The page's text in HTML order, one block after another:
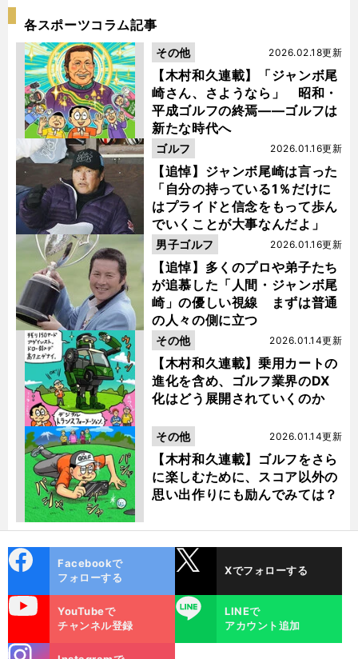
各スポーツコラム記事
【木村和久連載】「ジャンボ尾
崎さん、さようなら」 昭和・
平成ゴルフの終焉――ゴルフは
新たな時代へ
2026.02.18更新
その他
【追悼】ジャンボ尾崎は言った
「自分の持っている1％だけに
はプライドと信念をもって歩ん
でいくことが大事なんだよ」
2026.01.16更新
ゴルフ
【追悼】多くのプロや弟子たち
が追慕した「人間・ジャンボ尾
崎」の優しい視線 まずは普通
の人々の側に立つ
2026.01.16更新
男子ゴルフ
【木村和久連載】乗用カートの
進化を含め、ゴルフ業界のDX
化はどう展開されていくのか
2026.01.14更新
その他
【木村和久連載】ゴルフをさら
に楽しむために、スコア以外の
思い出作りにも励んでみては？
2026.01.14更新
その他
ok
Facebookで
フォローする
Xでフォローする
YouTubeで
チャンネル登録
LINE
LINEで
アカウント追加